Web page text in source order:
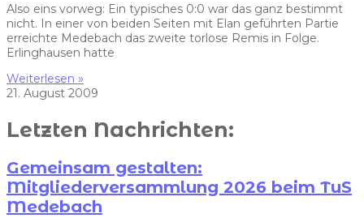
Also eins vorweg: Ein typisches 0:0 war das ganz bestimmt
nicht. In einer von beiden Seiten mit Elan geführten Partie
erreichte Medebach das zweite torlose Remis in Folge.
Erlinghausen hatte
Weiterlesen »
21. August 2009
Letzten Nachrichten:
Gemeinsam gestalten:
Mitgliederversammlung 2026 beim TuS
Medebach